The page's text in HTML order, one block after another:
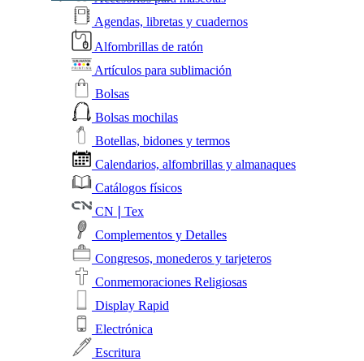
Agendas, libretas y cuadernos
Alfombrillas de ratón
Artículos para sublimación
Bolsas
Bolsas mochilas
Botellas, bidones y termos
Calendarios, alfombrillas y almanaques
Catálogos físicos
CN❘Tex
Complementos y Detalles
Congresos, monederos y tarjeteros
Conmemoraciones Religiosas
Display Rapid
Electrónica
Escritura